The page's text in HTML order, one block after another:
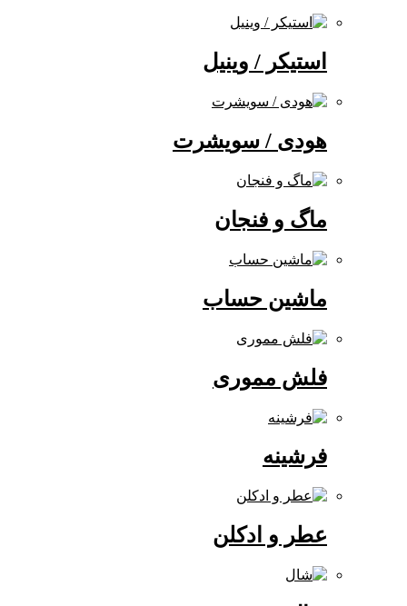
استیکر / وینیل
هودی / سویشرت
ماگ و فنجان
ماشین حساب
فلش مموری
عطر و ادکلن